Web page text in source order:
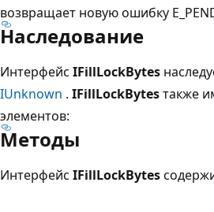
возвращает новую ошибку
Наследование
Интерфейс IFillLockBytes
IUnknown . IFillLockBytesтакже
элементов:
Методы
Интерфейс IFillLockBytes